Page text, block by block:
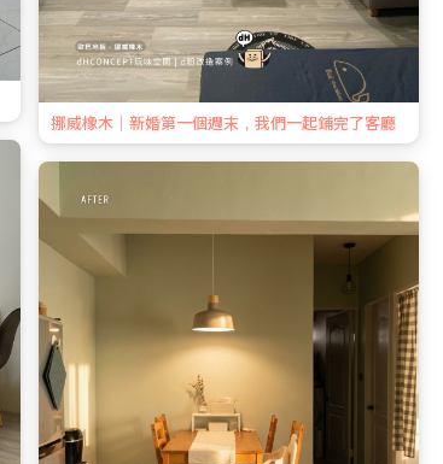
挪威橡木｜新婚第一個週末，我們一起鋪完了客廳